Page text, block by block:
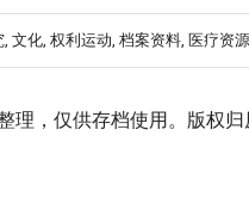
, 文化, 权利运动, 档案资料, 医疗资
，仅供存档使用。版权归